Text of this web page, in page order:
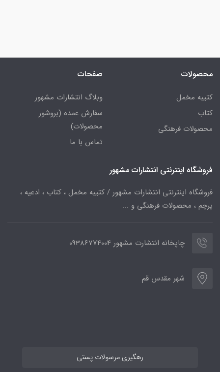
محصولات
کتیبه مخمل
کتاب
محصولات فرهنگی
صفحات
وبلاگ انتشارات مشهور
سفارش عمده (بروشور
محصولات)
تماس با ما
فروشگاه اینترنتی انتشارات مشهور
فروشگاه اینترنتی انتشارات مشهور / کتیبه مخمل ، کتاب ، ادعیه ،
پرچم ، محصولات فرهنگی و ...
چاپخانه انتشارت مشهور 09386774004
شهر مقدس قم
رهگیری مرسولات پستی